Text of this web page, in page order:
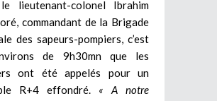
lieutenant-colonel Ibrahim
commandant de la Brigade
des sapeurs-pompiers, c’est
de 9h30mn que les
ont été appelés pour un
R+4 effondré. « A notre